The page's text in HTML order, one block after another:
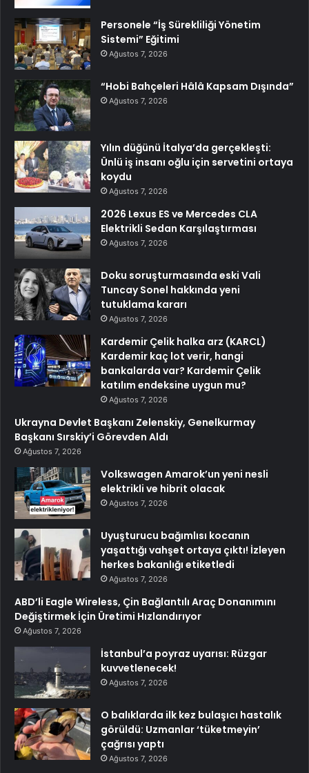
Personele “İş Sürekliliği Yönetim
Sistemi” Eğitimi
Ağustos 7, 2026
“Hobi Bahçeleri Hâlâ Kapsam Dışında”
Ağustos 7, 2026
Yılın düğünü İtalya’da gerçekleşti:
Ünlü iş insanı oğlu için servetini ortaya
koydu
Ağustos 7, 2026
2026 Lexus ES ve Mercedes CLA
Elektrikli Sedan Karşılaştırması
Ağustos 7, 2026
Doku soruşturmasında eski Vali
Tuncay Sonel hakkında yeni
tutuklama kararı
Ağustos 7, 2026
Kardemir Çelik halka arz (KARCL)
Kardemir kaç lot verir, hangi
bankalarda var? Kardemir Çelik
katılım endeksine uygun mu?
Ağustos 7, 2026
Ukrayna Devlet Başkanı Zelenskiy, Genelkurmay
Başkanı Sırskiy’i Görevden Aldı
Ağustos 7, 2026
Volkswagen Amarok’un yeni nesli
elektrikli ve hibrit olacak
Ağustos 7, 2026
Uyuşturucu bağımlısı kocanın
yaşattığı vahşet ortaya çıktı! İzleyen
herkes bakanlığı etiketledi
Ağustos 7, 2026
ABD’li Eagle Wireless, Çin Bağlantılı Araç Donanımını
Değiştirmek İçin Üretimi Hızlandırıyor
Ağustos 7, 2026
İstanbul’a poyraz uyarısı: Rüzgar
kuvvetlenecek!
Ağustos 7, 2026
O balıklarda ilk kez bulaşıcı hastalık
görüldü: Uzmanlar ‘tüketmeyin’
çağrısı yaptı
Ağustos 7, 2026